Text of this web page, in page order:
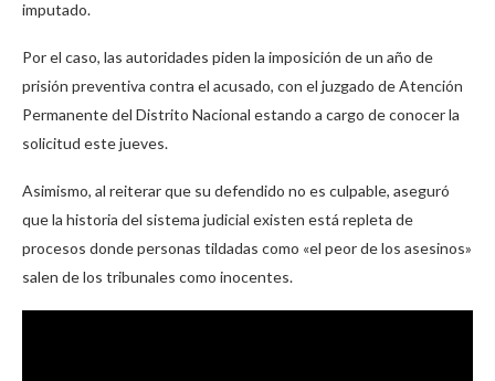
imputado.
Por el caso, las autoridades piden la imposición de un año de
prisión preventiva contra el acusado, con el juzgado de Atención
Permanente del Distrito Nacional estando a cargo de conocer la
solicitud este jueves.
Asimismo, al reiterar que su defendido no es culpable, aseguró
que la historia del sistema judicial existen está repleta de
procesos donde personas tildadas como «el peor de los asesinos»
salen de los tribunales como inocentes.